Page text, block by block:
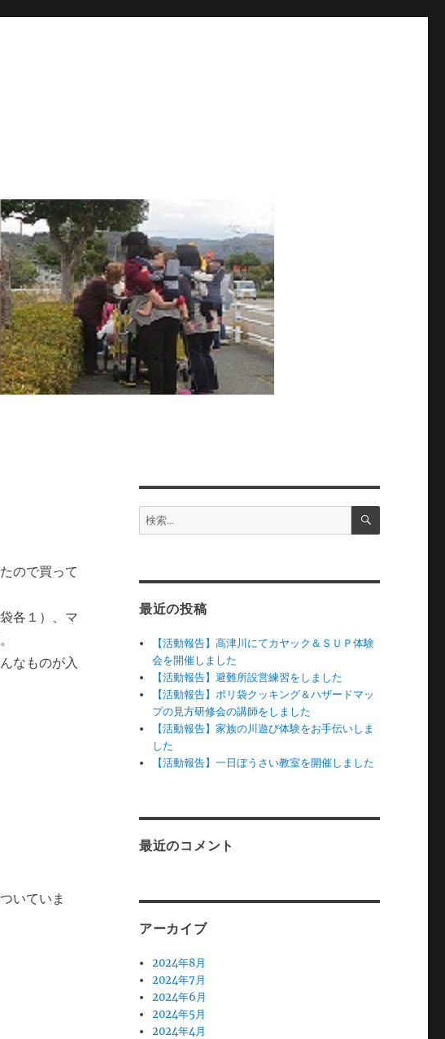
ので買って
各１）、マ
なものが入
いていま
検
索:
検
最近の投稿
【活動報告】高津川にてカヤック＆ＳＵＰ体験
会を開催しました
【活動報告】避難所設営練習をしました
【活動報告】ポリ袋クッキング＆ハザードマッ
プの見方研修会の講師をしました
【活動報告】家族の川遊び体験をお手伝いしま
した
【活動報告】一日ぼうさい教室を開催しました
最近のコメント
アーカイブ
2024年8月
2024年7月
2024年6月
2024年5月
2024年4月